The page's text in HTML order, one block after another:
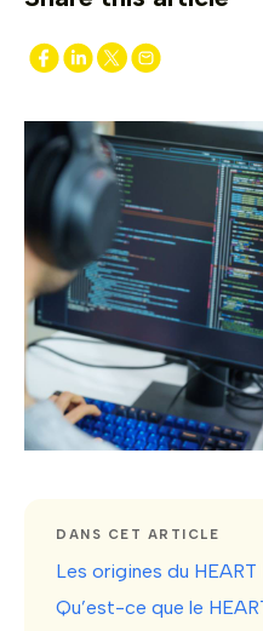
DANS CET ARTICLE
Les origines du
Qu’est-ce que le